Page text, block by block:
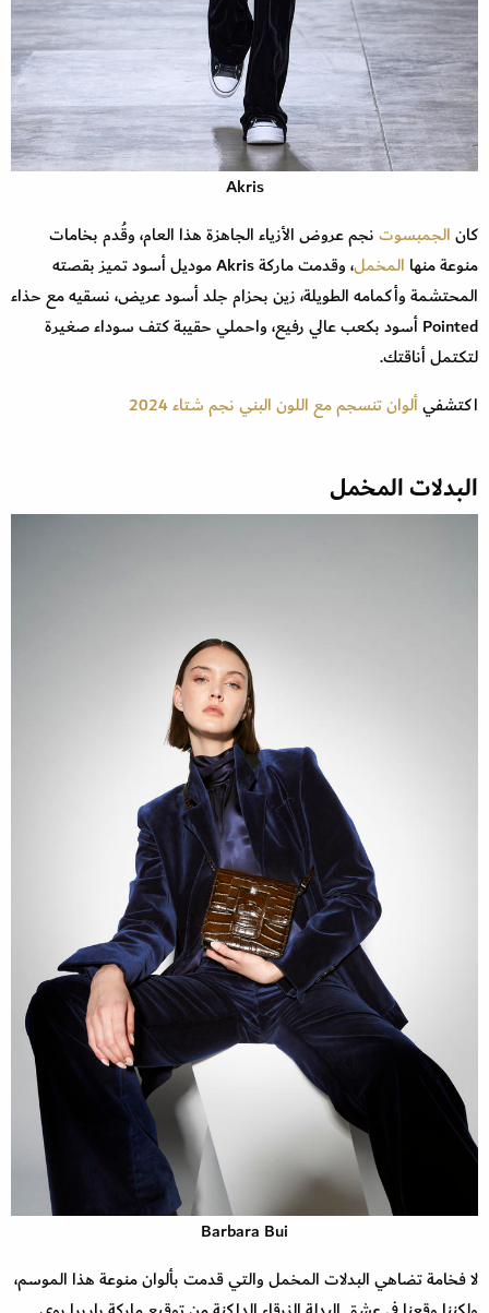
Akris
كانالجمبسوتنجم عروض الأزياء الجاهزة هذا العام، وقُدم بخامات
منوعة منها المخمل
، وقدمت ماركة Akris موديل أسود تميز بقصته
المحتشمة وأكمامه الطويلة، زين بحزام جلد أسود عريض، نسقيه مع حذاء
Pointed أسود بكعب عالي رفيع، واحملي حقيبة كتف سوداء صغيرة
لتكتمل أناقتك.
اكتشفيألوان تنسجم مع اللون البني نجم شتاء 2024
البدلات المخمل
Barbara Bui
لا فخامة تضاهي البدلات المخمل والتي قدمت بألوان منوعة هذا الموسم،